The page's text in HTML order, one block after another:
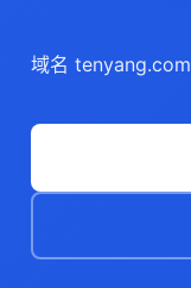
域名 tenyang.com